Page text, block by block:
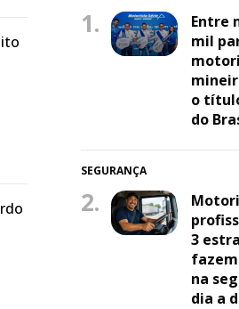
1.
Entre
mil
o
do
SEGURANÇA
2.
3
na
dia a